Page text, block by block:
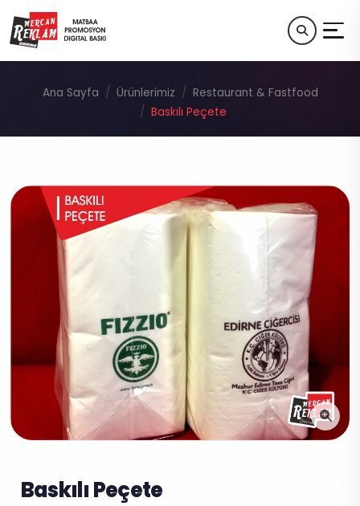
Ana Sayfa Ürünlerimiz
Restaurant & Fastfood
Baskılı Peçete
Baskılı Peçete